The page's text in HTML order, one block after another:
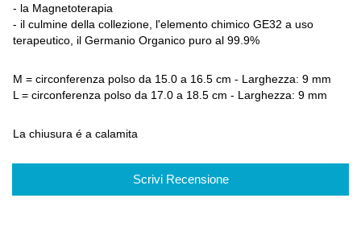
- la Magnetoterapia
- il culmine della collezione, l'elemento chimico GE32 a uso
terapeutico, il Germanio Organico puro al 99.9%
M = circonferenza polso da 15.0 a 16.5 cm - Larghezza: 9 mm
L = circonferenza polso da 17.0 a 18.5 cm - Larghezza: 9 mm
La chiusura é a calamita
Scrivi Recensione